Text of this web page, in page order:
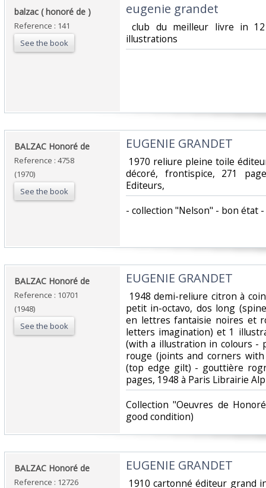
‎balzac ( honoré de )‎
Reference : 141
See the book
‎eugenie grandet‎
club du meilleur livre in
illustrations‎
‎BALZAC Honoré de‎
Reference : 4758
(1970)
See the book
‎EUGENIE GRANDET‎
1970 reliure pleine toile
décoré, frontispice, 271
Editeurs,‎
‎- collection "Nelson" - bon état - ‎
‎BALZAC Honoré de‎
Reference : 10701
(1948)
See the book
‎EUGENIE GRANDET‎
1948 demi-reliure citron à
petit in-octavo, dos long
en lettres fantaisie noires et
letters imagination) et 1
(with a illustration in colours -
rouge (joints and corners
(top edge gilt) - gouttière
pages, 1948 à Paris Librairie
‎Collection "Oeuvres de
good condition) ‎
‎BALZAC Honoré de‎
Reference : 12726
‎EUGENIE GRANDET‎
1910 cartonné éditeur grand